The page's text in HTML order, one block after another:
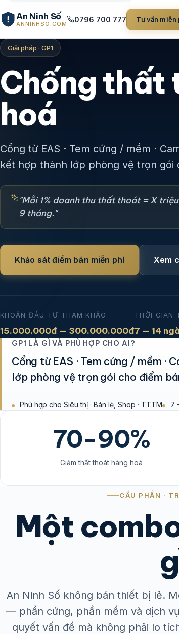
An Ninh Số
ANNINHSO.COM
0796 700 777 Tư vấn miễn
Giải pháp · GP1
Chống thất
hoá
Cổng từ EAS · Tem cứng / mềm ·
kết hợp thành lớp phòng vệ trọn gói
"Mỗi 1% doanh thu thất thoát = X
9 tháng."
Khảo sát điểm bán miễn phí Xem
KHOẢN ĐẦU TƯ THAM KHẢO
15.000.000đ — 300.000.000đ
THỜI GIAN
7 — 14
GP1 LÀ GÌ VÀ PHÙ HỢP CHO AI?
Cổng từ EAS · Tem cứng / mềm
lớp phòng vệ trọn gói cho điểm
Phù hợp cho Siêu thị · Bán lẻ, Shop · TTTM 7
70-90%
Giảm thất thoát hàng hoá
CẤU PHẦN ·
Một
An Ninh Số không bán thiết bị lẻ.
— phần cứng, phần mềm và dịch
quyết vấn đề mà không phải lo